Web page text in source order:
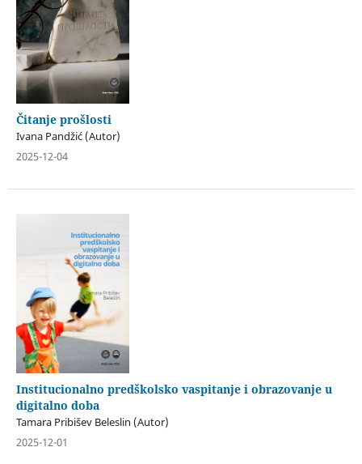
Čitanje prošlosti
Ivana Pandžić (Autor)
2025-12-04
Institucionalno predškolsko vaspitanje i obrazovanje u
digitalno doba
Tamara Pribišev Beleslin (Autor)
2025-12-01